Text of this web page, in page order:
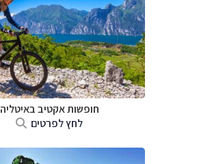
חופשות אקטיב באיטליה
לחץ לפרטים